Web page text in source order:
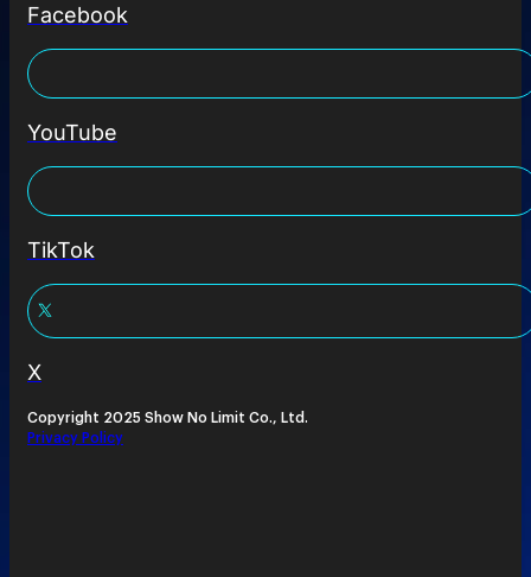
Facebook
YouTube
TikTok
X
Copyright 2025 Show No Limit Co., Ltd.
Privacy Policy